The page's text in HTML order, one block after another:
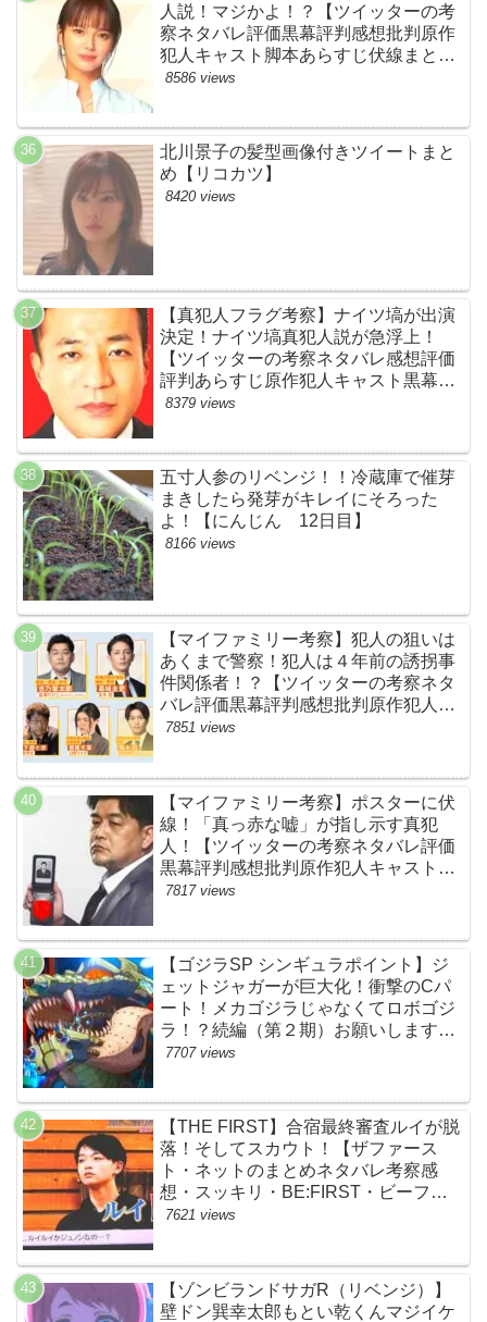
人説！マジかよ！？【ツイッターの考
察ネタバレ評価黒幕評判感想批判原作
犯人キャスト脚本あらすじ伏線まと
め・多部未華子】
8586 views
北川景子の髪型画像付きツイートまと
め【リコカツ】
8420 views
【真犯人フラグ考察】ナイツ塙が出演
決定！ナイツ塙真犯人説が急浮上！
【ツイッターの考察ネタバレ感想評価
評判あらすじ原作犯人キャスト黒幕伏
線まとめ】
8379 views
五寸人参のリベンジ！！冷蔵庫で催芽
まきしたら発芽がキレイにそろった
よ！【にんじん 12日目】
8166 views
【マイファミリー考察】犯人の狙いは
あくまで警察！犯人は４年前の誘拐事
件関係者！？【ツイッターの考察ネタ
バレ評価黒幕評判感想批判原作犯人キ
ャスト脚本あらすじ伏線まとめ】
7851 views
【マイファミリー考察】ポスターに伏
線！「真っ赤な嘘」が指し示す真犯
人！【ツイッターの考察ネタバレ評価
黒幕評判感想批判原作犯人キャスト脚
本あらすじ伏線まとめ・吉乃栄太郎】
7817 views
【ゴジラSP シンギュラポイント】ジ
ェットジャガーが巨大化！衝撃のCパ
ート！メカゴジラじゃなくてロボゴジ
ラ！？続編（第２期）お願いします！
【ネットの考察ネタバレ感想まとめ・
7707 views
【THE FIRST】合宿最終審査ルイが脱
落！そしてスカウト！【ザファース
ト・ネットのまとめネタバレ考察感
想・スッキリ・BE:FIRST・ビーファ
ースト】
7621 views
【ゾンビランドサガR（リベンジ）】
壁ドン巽幸太郎もとい乾くんマジイケ